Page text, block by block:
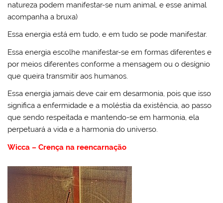
natureza podem manifestar-se num animal, e esse animal
acompanha a bruxa)
Essa energia está em tudo, e em tudo se pode manifestar.
Essa energia escolhe manifestar-se em formas diferentes e
por meios diferentes conforme a mensagem ou o desígnio
que queira transmitir aos humanos.
Essa energia jamais deve cair em desarmonia, pois que isso
significa a enfermidade e a moléstia da existência, ao passo
que sendo respeitada e mantendo-se em harmonia, ela
perpetuará a vida e a harmonia do universo.
Wicca – Crença na reencarnação